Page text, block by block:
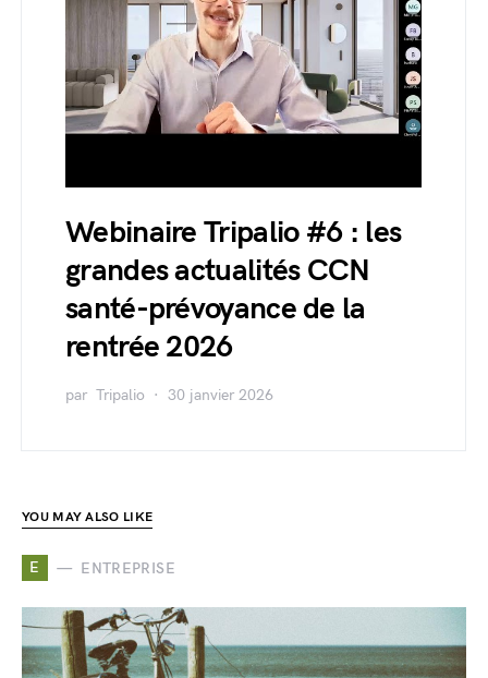
Webinaire Tripalio #6 : les
grandes actualités CCN
santé-prévoyance de la
rentrée 2026
par Tripalio 30 janvier 2026
YOU MAY ALSO LIKE
E ENTREPRISE